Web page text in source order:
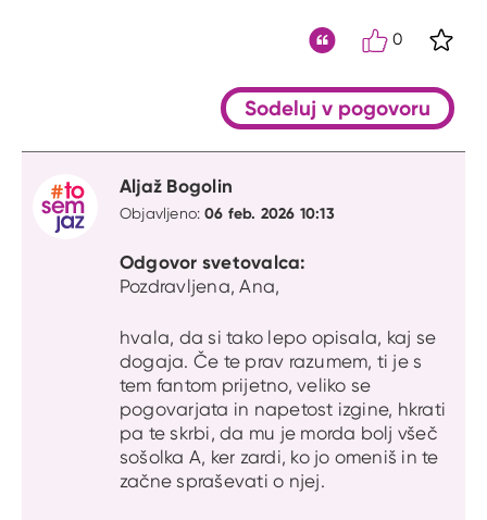
0
Sodeluj v pogovoru
Aljaž Bogolin
Objavljeno:06 feb. 2026 10:13
Odgovor svetovalca:
Pozdravljena, Ana,
hvala, da si tako lepo opisala, kaj se
dogaja. Če te prav razumem, ti je s
tem fantom prijetno, veliko se
pogovarjata in napetost izgine, hkrati
pa te skrbi, da mu je morda bolj všeč
sošolka A, ker zardi, ko jo omeniš in te
začne spraševati o njej.